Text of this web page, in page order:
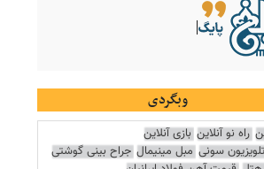
وبگردی
راه نو آنلاین بازی آنلاین
سونی مبل مینیمال جراح بینی گوشتی